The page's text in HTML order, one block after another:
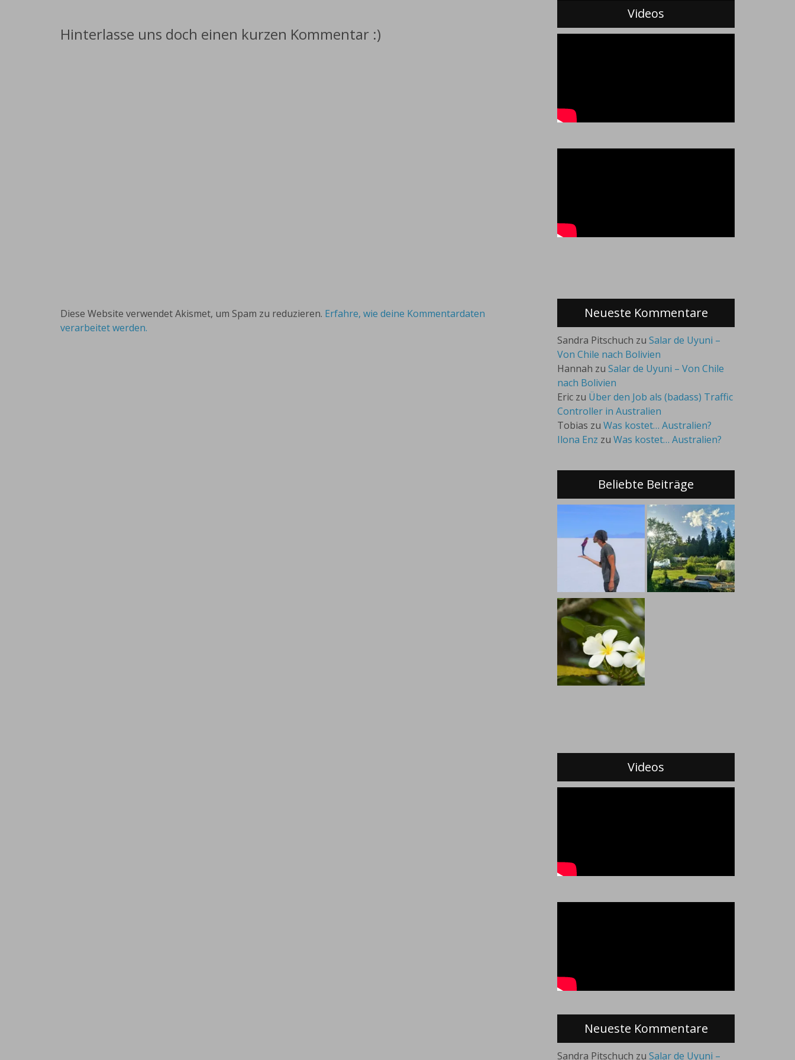
Hinterlasse uns doch einen kurzen Kommentar :)
Diese Website verwendet Akismet, um Spam zu reduzieren. Erfahre, wie deine Kommentardaten
verarbeitet werden.
Videos
Neueste Kommentare
Sandra Pitschuch zu Salar de Uyuni –
Von Chile nach Bolivien
Hannah zu Salar de Uyuni – Von Chile
nach Bolivien
Eric zu Über den Job als (badass) Traffic
Controller in Australien
Tobias zu Was kostet… Australien?
Ilona Enz zu Was kostet… Australien?
Beliebte Beiträge
Videos
Neueste Kommentare
Sandra Pitschuch zu Salar de Uyuni –